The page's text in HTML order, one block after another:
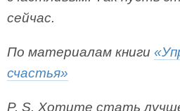
сейчас.
По материалам книги
счастья»
P. S. Хотите стать